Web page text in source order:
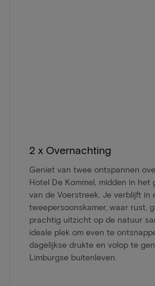
2 x Overnachting
Geniet van twee ontspannen
Hotel De Kommel, midden in het
van de Voerstreek. Je verblijft in
tweepersoonskamer, waar rust,
prachtig uitzicht op de natuur
ideale plek om even te
dagelijkse drukte en volop te
Limburgse buitenleven.